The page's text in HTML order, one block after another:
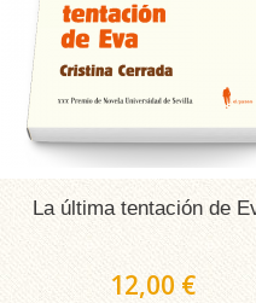
La última tentación de
12,00 €